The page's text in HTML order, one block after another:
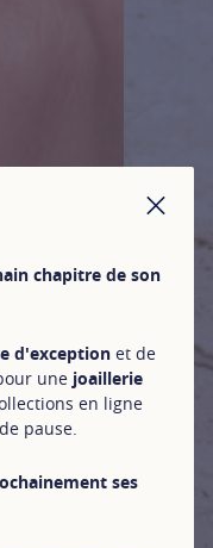
chapitre de son
d'exception et de
une joaillerie
en ligne
pause.
ses